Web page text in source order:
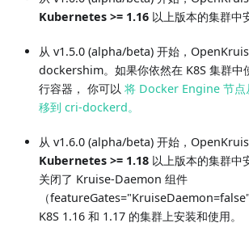
Kubernetes >= 1.16 以上版本的集群中
从 v1.5.0 (alpha/beta) 开始，
dockershim。如果你依然在 K8S 集群中
行容器， 你可以 将 Docker Engine 节
移到 cri-dockerd。
从 v1.6.0 (alpha/beta) 开始，
Kubernetes >= 1.18 以上版本的集群中
关闭了 Kruise-Daemon 组件
（
K8S 1.16 和 1.17 的集群上安装和使用。